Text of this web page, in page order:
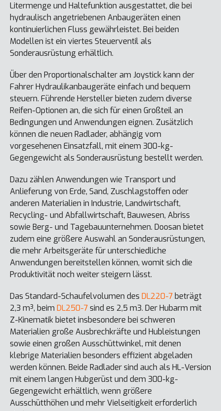
Litermenge und Haltefunktion ausgestattet, die bei
hydraulisch angetriebenen Anbaugeräten einen
kontinuierlichen Fluss gewährleistet. Bei beiden
Modellen ist ein viertes Steuerventil als
Sonderausrüstung erhältlich.
Über den Proportionalschalter am Joystick kann der
Fahrer Hydraulikanbaugeräte einfach und bequem
steuern. Führende Hersteller bieten zudem diverse
Reifen-Optionen an, die sich für einen Großteil an
Bedingungen und Anwendungen eignen. Zusätzlich
können die neuen Radlader, abhängig vom
vorgesehenen Einsatzfall, mit einem 300-kg-
Gegengewicht als Sonderausrüstung bestellt werden.
Dazu zählen Anwendungen wie Transport und
Anlieferung von Erde, Sand, Zuschlagstoffen oder
anderen Materialien in Industrie, Landwirtschaft,
Recycling- und Abfallwirtschaft, Bauwesen, Abriss
sowie Berg- und Tagebauunternehmen. Doosan bietet
zudem eine größere Auswahl an Sonderausrüstungen,
die mehr Arbeitsgeräte für unterschiedliche
Anwendungen bereitstellen können, womit sich die
Produktivität noch weiter steigern lässt.
Das Standard-Schaufelvolumen des DL220-7 beträgt
2,3 m³, beim DL250-7sind es 2,5 m3. Der Hubarm mit
Z-Kinematik bietet insbesondere bei schweren
Materialien große Ausbrechkräfte und Hubleistungen
sowie einen großen Ausschüttwinkel, mit denen
klebrige Materialien besonders effizient abgeladen
werden können. Beide Radlader sind auch als HL-Version
mit einem langen Hubgerüst und dem 300-kg-
Gegengewicht erhältlich, wenn größere
Ausschütthöhen und mehr Vielseitigkeit erforderlich